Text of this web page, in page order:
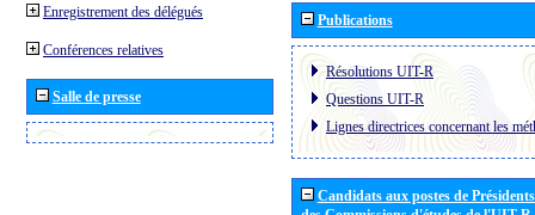
Enregistrement des délégués
Conférences relatives
Salle de presse
Publications
Résolutions UIT-R
Questions UIT-R
Lignes directrices concernant les
Candidats aux postes de